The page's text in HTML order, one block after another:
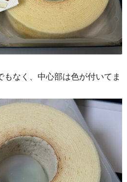
もなく、中心部は色が付いてま